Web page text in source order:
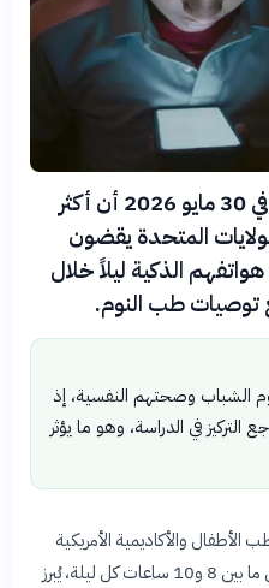
كشفت أبحاث حديثة نُشرت في 30 مايو 2026 أن أكثر
الولايات المتحدة يقضون
الذكية ليلاً خلال
توصيات طب النوم.
الشباب وصحتهم النفسية، إذ
في الدراسة، وهو ما يؤثر
الأطفال والأكاديمية الأمريكية
لطب النوم التي توصي بنوم المراهقين ما بين 8 و10 ساعات كل ليلة، يُبرز